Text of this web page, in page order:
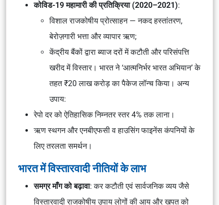
कोविड-19 महामारी की प्रतिक्रिया (2020–2021):
विशाल राजकोषीय प्रोत्साहन — नकद हस्तांतरण,
बेरोज़गारी भत्ता और व्यापार ऋण;
केंद्रीय बैंकों द्वारा ब्याज दरों में कटौती और परिसंपत्ति
खरीद में विस्तार। भारत ने ‘आत्मनिर्भर भारत अभियान’ के
तहत ₹20 लाख करोड़ का पैकेज लॉन्च किया। अन्य
उपाय:
रेपो दर को ऐतिहासिक निम्नतर स्तर 4% तक लाना।
ऋण स्थगन और एनबीएफसी व हाउसिंग फाइनेंस कंपनियों के
लिए तरलता समर्थन।
भारत में विस्तारवादी नीतियों के लाभ
समग्र माँग को बढ़ावा: कर कटौती एवं सार्वजनिक व्यय जैसे
विस्तारवादी राजकोषीय उपाय लोगों की आय और खपत को